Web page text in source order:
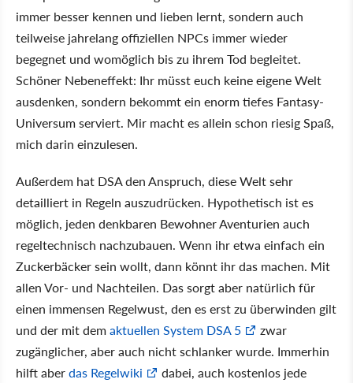
immer besser kennen und lieben lernt, sondern auch
teilweise jahrelang offiziellen NPCs immer wieder
begegnet und womöglich bis zu ihrem Tod begleitet.
Schöner Nebeneffekt: Ihr müsst euch keine eigene Welt
ausdenken, sondern bekommt ein enorm tiefes Fantasy-
Universum serviert. Mir macht es allein schon riesig Spaß,
mich darin einzulesen.
Außerdem hat DSA den Anspruch, diese Welt sehr
detailliert in Regeln auszudrücken. Hypothetisch ist es
möglich, jeden denkbaren Bewohner Aventurien auch
regeltechnisch nachzubauen. Wenn ihr etwa einfach ein
Zuckerbäcker sein wollt, dann könnt ihr das machen. Mit
allen Vor- und Nachteilen. Das sorgt aber natürlich für
einen immensen Regelwust, den es erst zu überwinden gilt
und der mit demaktuellen System DSA 5
zwar
zugänglicher, aber auch nicht schlanker wurde. Immerhin
hilft aberdas Regelwiki
dabei, auch kostenlos jede